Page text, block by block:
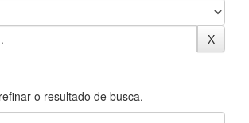
o resultado de busca.